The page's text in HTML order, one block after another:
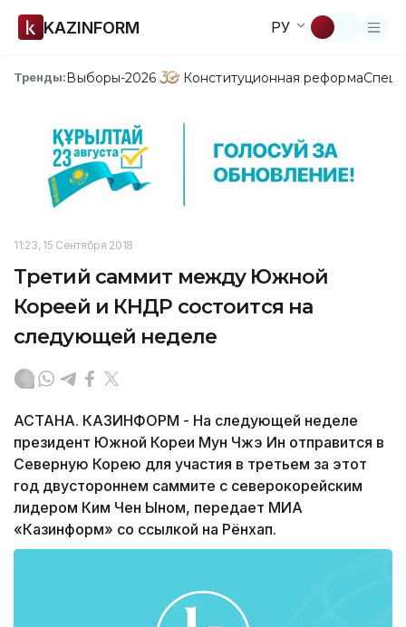
KAZINFORM РУ
Тренды:Выборы-2026 Конституционная реформа
11:23, 15 Сентября 2018
Третий саммит между Южной
Кореей и КНДР состоится на
следующей неделе
АСТАНА. КАЗИНФОРМ - На следующей неделе
президент Южной Кореи Мун Чжэ Ин отправится в
Северную Корею для участия в третьем за этот
год двустороннем саммите с северокорейским
лидером Ким Чен Ыном, передает МИА
«Казинформ» со ссылкой на Рёнхап.